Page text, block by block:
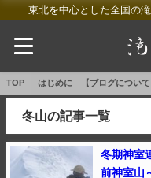
東北を中心とした全国の
TOP はじめに 【ブログについて
冬山の記事一覧
冬期神室
前神室山